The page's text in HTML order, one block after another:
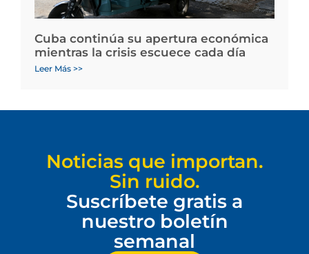
Cuba continúa su apertura económica
mientras la crisis escuece cada día
Leer Más >>
Noticias que importan.
Sin ruido.
Suscríbete gratis a
nuestro boletín
semanal